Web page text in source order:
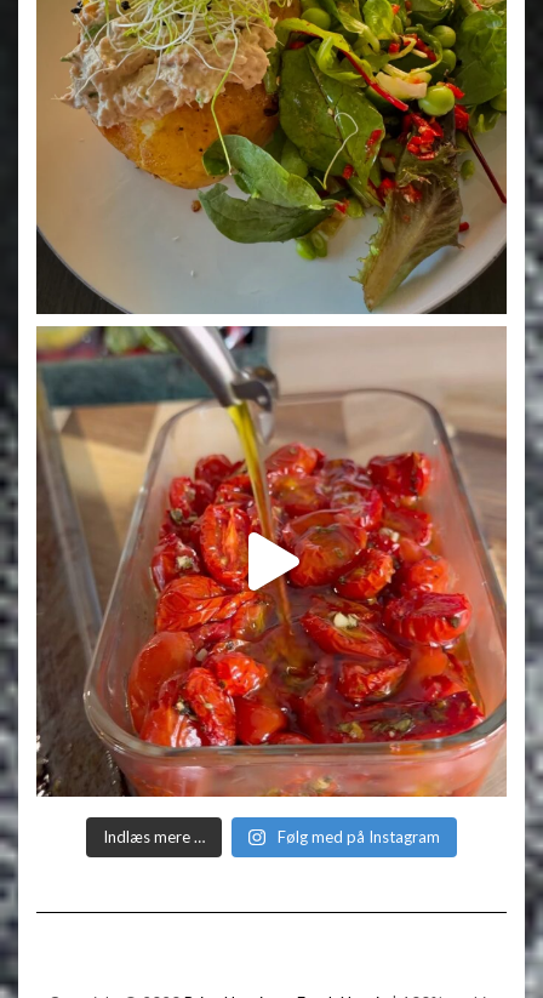
Indlæs mere … Følg med på Instagram